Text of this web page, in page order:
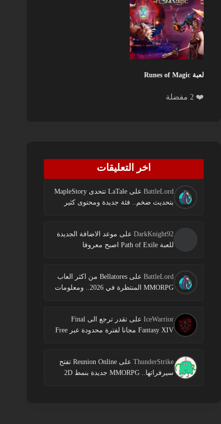
لعبة Runes of Magic
❤️ 2 مفضلة
اخر التعليقات
BattleLord على
LaTale تتحدى MapleStory
بتحديث ضخم.. فئة جديدة ومحتوى كثير
DarkKnight92 على موعد الاضافة الجديدة
للعبة Path of Exile اصبح معروفا
BattleLord على
Bellatores من اكثر العاب
MMORPG المنتظرة في 2026.. ومعلومات
IceWarrior على
تقدر ترجع الى Final
Fantasy XIV مجانا لفترة محدودة عبر Free
ThunderStrike على
Reunion Online تفتح
سيرفراتها.. MMORPG جديدة بنمط 2D